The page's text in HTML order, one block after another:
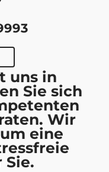
uns in
Sie sich
Wir
eine
Sie.